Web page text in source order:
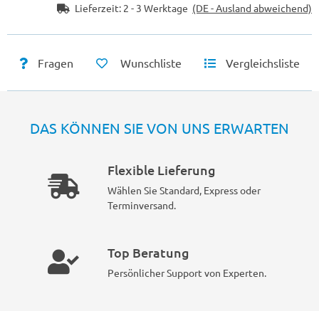
Lieferzeit: 2 - 3 Werktage (DE - Ausland abweichend)
Fragen Wunschliste Vergleichsliste
DAS KÖNNEN SIE VON UNS ERWARTEN
Flexible Lieferung
Wählen Sie Standard, Express oder
Terminversand.
Top Beratung
Persönlicher Support von Experten.